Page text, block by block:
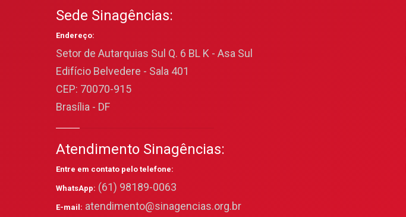
Sede Sinagências:
Endereço:
Setor de Autarquias Sul Q. 6 BL K - Asa Sul
Edifício Belvedere - Sala 401
CEP: 70070-915
Brasília - DF
Atendimento Sinagências:
Entre em contato pelo telefone:
WhatsApp: (61) 98189-0063
E-mail: atendimento@sinagencias.org.br